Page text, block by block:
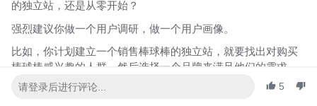
的独立站，还是从零开始？
强烈建议你做一个用户调研，做一个用户画像。
比如，你计划建立一个销售棒球棒的独立站，就要找出对购买
棒球棒感兴趣的人群，然后选择一个品牌来满足他们的需求。
了解你目标人物的年龄、性别、国籍、购买和使用习惯。他们
5